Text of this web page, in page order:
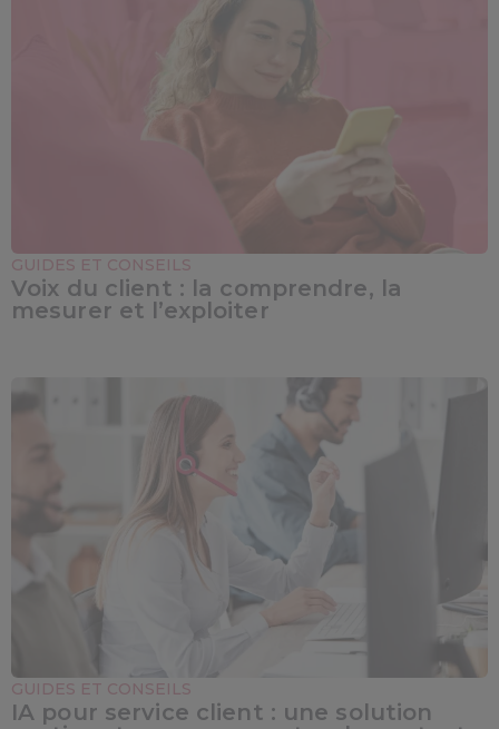
GUIDES ET CONSEILS
Voix du client : la comprendre, la
mesurer et l’exploiter
GUIDES ET CONSEILS
IA pour service client : une solution